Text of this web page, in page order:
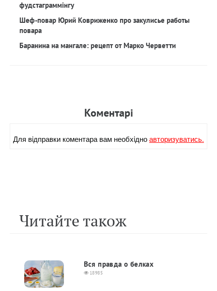
фудстаграммінгу
Шеф-повар Юрий Ковриженко про закулисье работы
повара
Баранина на мангале: рецепт от Марко Черветти
Коментарi
Для вiдправки коментара вам необхiдноавторизуватись.
Читайте також
Вся правда о белках
18985